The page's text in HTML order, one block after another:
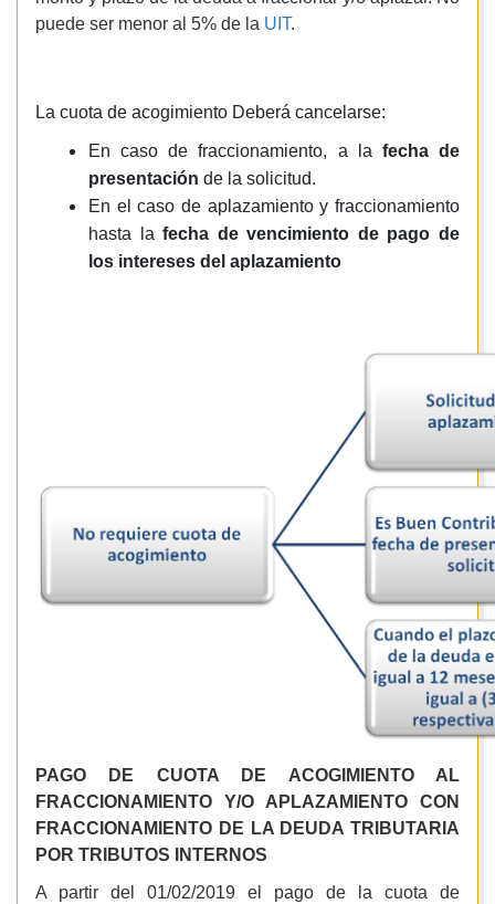
puede ser menor al 5% de la UIT.
La cuota de acogimiento Deberá cancelarse:
En caso de fraccionamiento, a la fecha de
presentación de la solicitud.
En el caso de aplazamiento y fraccionamiento
hasta lafecha de vencimiento de pago de
los intereses del aplazamiento
PAGO DE CUOTA DE ACOGIMIENTO AL
FRACCIONAMIENTO Y/O APLAZAMIENTO CON
FRACCIONAMIENTO DE LA DEUDA TRIBUTARIA
POR TRIBUTOS INTERNOS
A partir del 01/02/2019 el pago de la cuota de